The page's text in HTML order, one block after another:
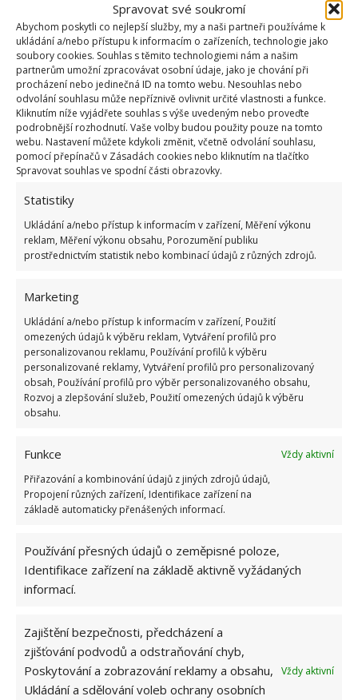
Spravovat své soukromí
Abychom poskytli co nejlepší služby, my a naši partneři používáme k
ukládání a/nebo přístupu k informacím o zařízeních, technologie jako
soubory cookies. Souhlas s těmito technologiemi nám a našim
partnerům umožní zpracovávat osobní údaje, jako je chování při
procházení nebo jedinečná ID na tomto webu. Nesouhlas nebo
odvolání souhlasu může nepříznivě ovlivnit určité vlastnosti a funkce.
Kliknutím níže vyjádřete souhlas s výše uvedeným nebo proveďte
podrobnější rozhodnutí. Vaše volby budou použity pouze na tomto
webu. Nastavení můžete kdykoli změnit, včetně odvolání souhlasu,
pomocí přepínačů v Zásadách cookies nebo kliknutím na tlačítko
Spravovat souhlas ve spodní části obrazovky.
Statistiky
Ukládání a/nebo přístup k informacím v zařízení, Měření výkonu
reklam, Měření výkonu obsahu, Porozumění publiku
prostřednictvím statistik nebo kombinací údajů z různých zdrojů.
Marketing
Ukládání a/nebo přístup k informacím v zařízení, Použití
omezených údajů k výběru reklam, Vytváření profilů pro
personalizovanou reklamu, Používání profilů k výběru
personalizované reklamy, Vytváření profilů pro personalizovaný
obsah, Používání profilů pro výběr personalizovaného obsahu,
Rozvoj a zlepšování služeb, Použití omezených údajů k výběru
obsahu.
Funkce
Vždy aktivní
Přiřazování a kombinování údajů z jiných zdrojů údajů,
Propojení různých zařízení, Identifikace zařízení na
základě automaticky přenášených informací.
Používání přesných údajů o zeměpisné poloze,
Identifikace zařízení na základě aktivně vyžádaných
informací.
Zajištění bezpečnosti, předcházení a
zjišťování podvodů a odstraňování chyb,
Poskytování a zobrazování reklamy a obsahu,
Ukládání a sdělování voleb ochrany osobních
Vždy aktivní
socialismu: 10 otázek v člověku probudí
nostalgii
17.2.2026 Zajímavosti
Kvíz na téma jak se žilo za socialismu: Dnešní
mladí si tehdejší poměry nedovedou ani
představit
10.2.2026 Zajímavosti
« 1
OBLÍBENÉ ČLÁNKY
Pokuta až 10 000 Kč hrozí za nesprávné sekání i
Kvíz na téma pionýrské tábory za socialismu:
Kdo je zažil, bez problému získá 12 ze 12 bodů
12.5.2026
Test znalostí o každodenní realitě za
komunismu: 10 retro otázek ukáže, kdo má
Retro kvíz o oblíbených autech v dobách
socialismu: Tehdejší řidiči musí získat 10 z 10
bodů